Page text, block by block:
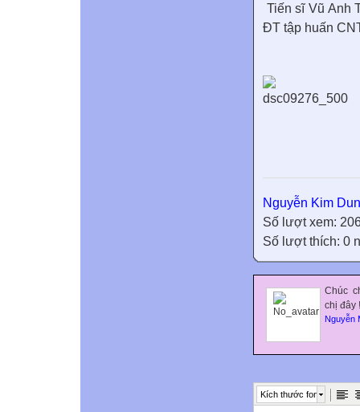
Tiến sĩ Vũ Anh
ĐT tập huấn
Nguyễn Kim
Số lượt xem:
Số lượt thích: 0
Chúc
chị đây !
Nguyễn
Kích thước font